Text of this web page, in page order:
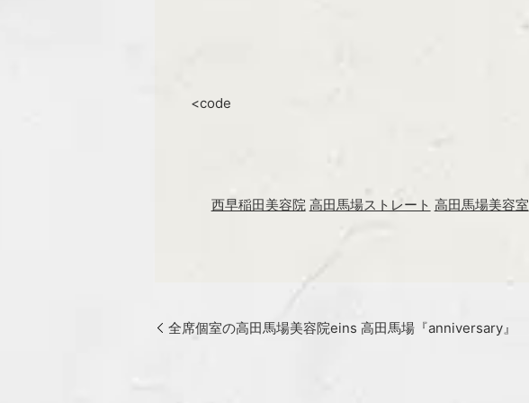
<code
西早稲田美容院 高田馬場ストレート 高田馬場美容室
全席個室の高田馬場美容院eins 高田馬場『anniversary』